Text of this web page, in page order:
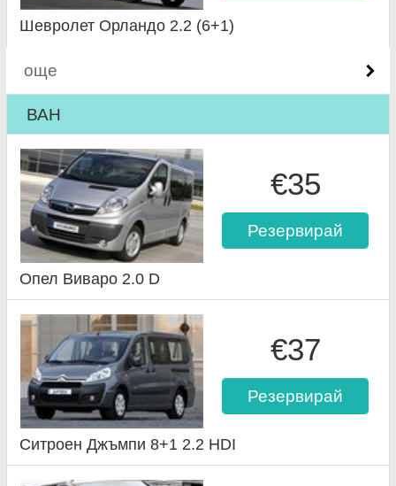
Шевролет Орландо 2.2 (6+1)
още
ВАН
€35
Резервирай
Опел Виваро 2.0 D
€37
Резервирай
Ситроен Джъмпи 8+1 2.2 HDI